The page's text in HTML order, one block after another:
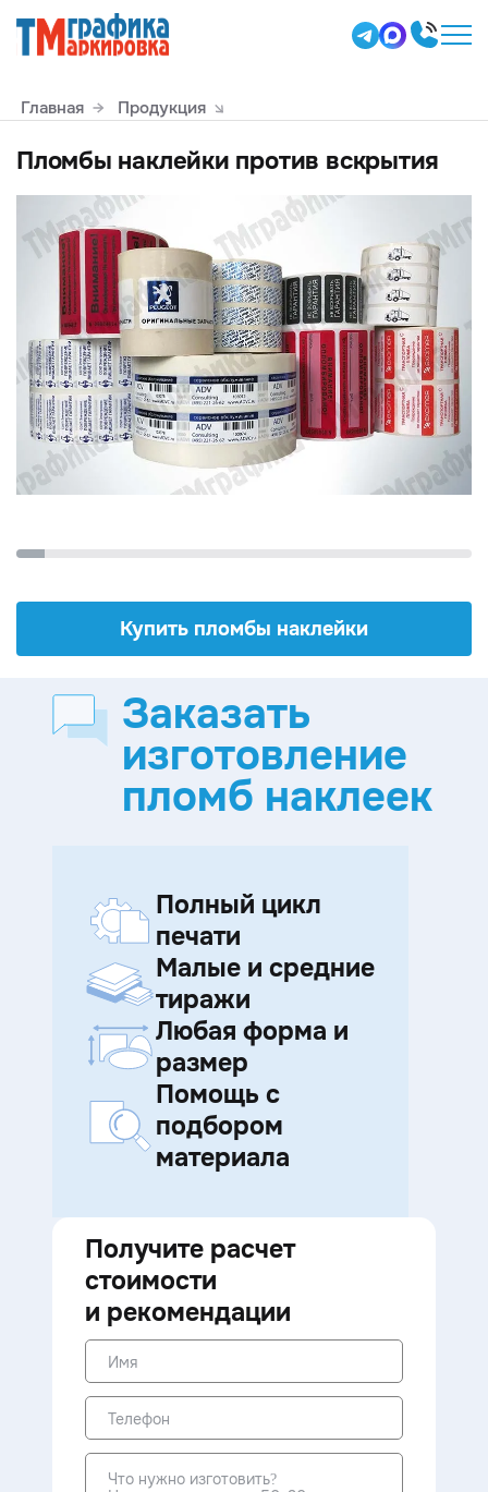
Главная Продукция
Пломбы наклейки против вскрытия
Купить пломбы наклейки
Заказать
изготовление
пломб наклеек
Полный цикл
печати
Малые и средние
тиражи
Любая форма и
размер
Помощь с
подбором
материала
Получите расчет
стоимости
и рекомендации